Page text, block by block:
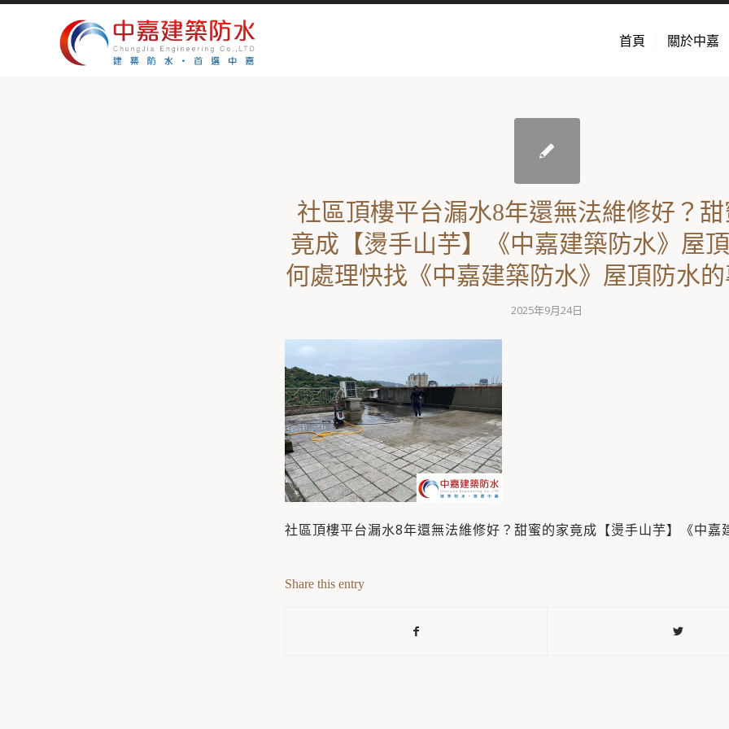
首頁 關於中嘉
社區頂樓平台漏水8年還無法維修好？
竟成【燙手山芋】《中嘉建築防水》屋
何處理快找《中嘉建築防水》屋頂防水
2025年9月24日
社區頂樓平台漏水8年還無法維修好？甜蜜的家竟成【燙手山芋】《中嘉
Share this entry